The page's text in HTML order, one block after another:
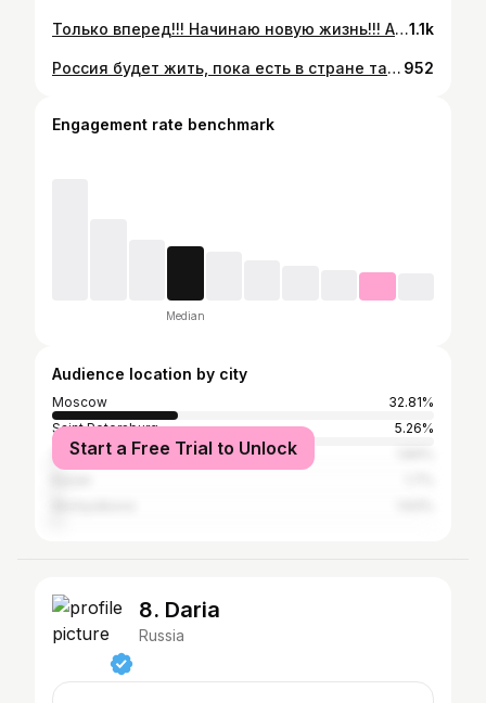
Только вперед!!! Начинаю новую жизнь!!! А 21 сентября мой концерт в Подсолнухах!! Вход свободный!! #андрейковалев1.1k
Россия будет жить, пока есть в стране такие ребята!!! ⠀ Кто за то, чтобы присвоить звание Героя России двум лётчикам - Дамиру Юсупову и Георгию Мурзину??? А так же наградить Орденами Мужества 7 членов экипажа самолета А321, спасшим 226 пассажиров !!! ⠀ Спасибо вам!!! ⠀ #андрейковалев #дамирюсупов #георгиймурзин 952
Engagement rate benchmark
Median
Audience location by city
Moscow
32.81%
Saint Petersburg
5.26%
Sochi
Start a Free Trial to Unlock
8. Daria
Russia